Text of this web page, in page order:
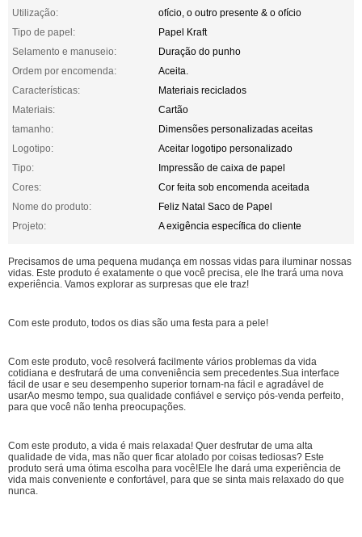
Utilização:
ofício, o outro presente & o ofício
Tipo de papel:
Papel Kraft
Selamento e manuseio:
Duração do punho
Ordem por encomenda:
Aceita.
Características:
Materiais reciclados
Materiais:
Cartão
tamanho:
Dimensões personalizadas aceitas
Logotipo:
Aceitar logotipo personalizado
Tipo:
Impressão de caixa de papel
Cores:
Cor feita sob encomenda aceitada
Nome do produto:
Feliz Natal Saco de Papel
Projeto:
A exigência específica do cliente
Precisamos de uma pequena mudança em nossas vidas para iluminar nossas
vidas. Este produto é exatamente o que você precisa, ele lhe trará uma nova
experiência. Vamos explorar as surpresas que ele traz!
Com este produto, todos os dias são uma festa para a pele!
Com este produto, você resolverá facilmente vários problemas da vida
cotidiana e desfrutará de uma conveniência sem precedentes.Sua interface
fácil de usar e seu desempenho superior tornam-na fácil e agradável de
usarAo mesmo tempo, sua qualidade confiável e serviço pós-venda perfeito,
para que você não tenha preocupações.
Com este produto, a vida é mais relaxada! Quer desfrutar de uma alta
qualidade de vida, mas não quer ficar atolado por coisas tediosas? Este
produto será uma ótima escolha para você!Ele lhe dará uma experiência de
vida mais conveniente e confortável, para que se sinta mais relaxado do que
nunca.